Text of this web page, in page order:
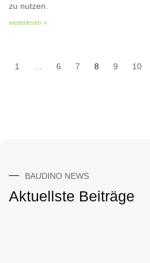
zu nutzen.
weiterlesen »
1 6 7 8 9 10
BAUDINO NEWS
Aktuellste Beiträge